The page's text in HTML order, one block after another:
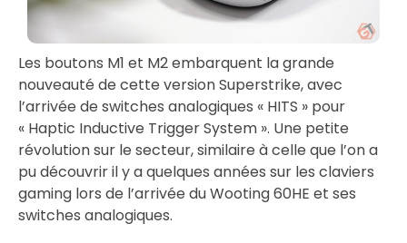
Les boutons M1 et M2 embarquent la grande
nouveauté de cette version Superstrike, avec
l’arrivée de switches analogiques « HITS » pour
« Haptic Inductive Trigger System ». Une petite
révolution sur le secteur, similaire à celle que l’on a
pu découvrir il y a quelques années sur les claviers
gaming lors de l’arrivée du Wooting 60HE et ses
switches analogiques.